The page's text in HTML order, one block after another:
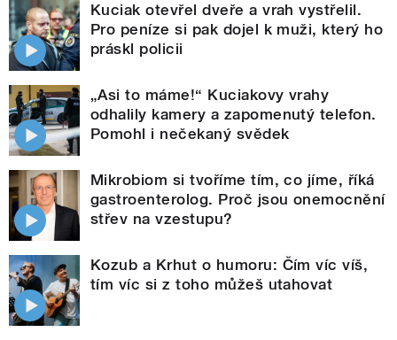
Kuciak otevřel dveře a vrah vystřelil.
Pro peníze si pak dojel k muži, který ho
práskl policii
„Asi to máme!“ Kuciakovy vrahy
odhalily kamery a zapomenutý telefon.
Pomohl i nečekaný svědek
Mikrobiom si tvoříme tím, co jíme, říká
gastroenterolog. Proč jsou onemocnění
střev na vzestupu?
Kozub a Krhut o humoru: Čím víc víš,
tím víc si z toho můžeš utahovat